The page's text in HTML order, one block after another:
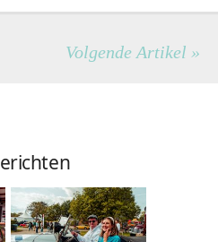
Volgende Artikel »